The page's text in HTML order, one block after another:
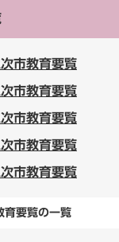
市教育要覧
市教育要覧
市教育要覧
市教育要覧
市教育要覧
育要覧の一覧